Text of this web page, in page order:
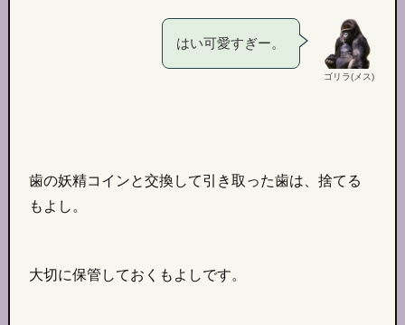
ゴリラ(メス)
はい可愛すぎー。
歯の妖精コインと交換して引き取った歯は、捨てる
もよし。
大切に保管しておくもよしです。